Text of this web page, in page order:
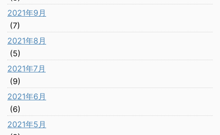
2021年9月
(7)
2021年8月
(5)
2021年7月
(9)
2021年6月
(6)
2021年5月